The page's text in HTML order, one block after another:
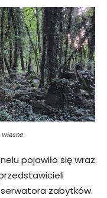
pojawiło się wraz
zabytków.